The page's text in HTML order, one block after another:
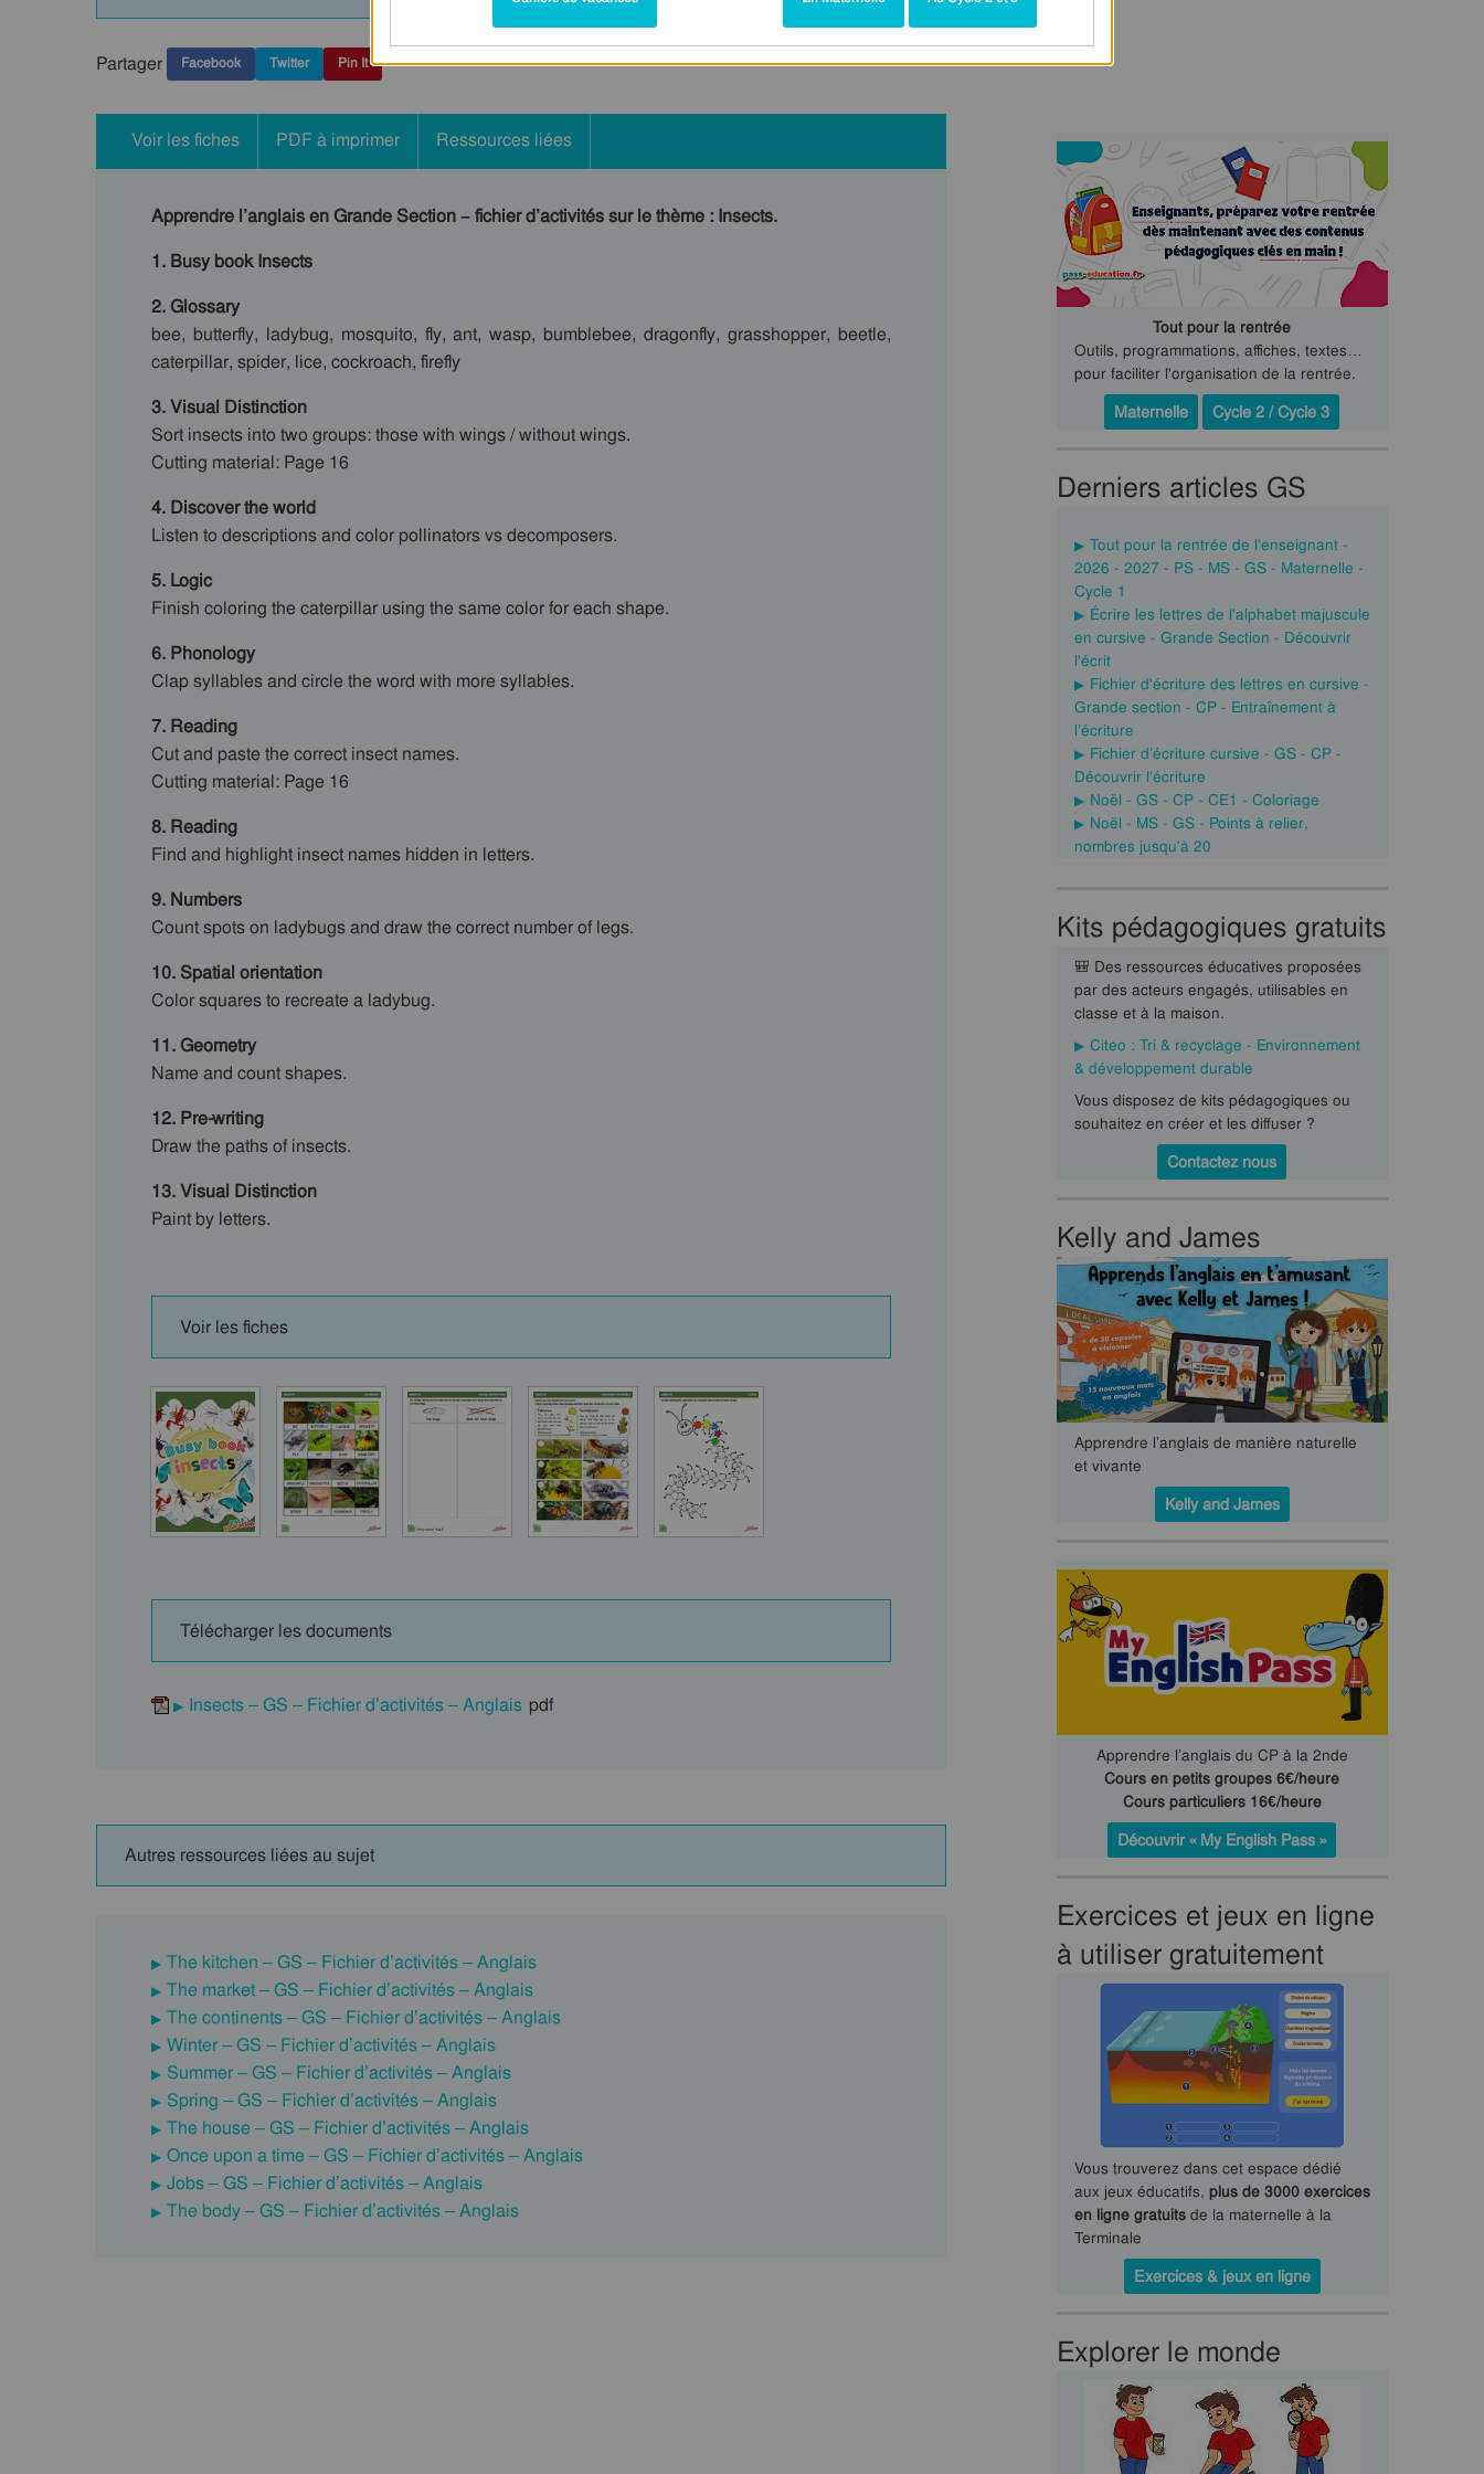
Partager Facebook Twitter Pin It
Voir les fiches PDF à imprimer Ressources liées
Apprendre l’anglais en Grande Section – fichier d’activités sur le thème : Insects.
1. Busy book Insects
2. Glossary
bee, butterfly, ladybug, mosquito, fly, ant, wasp, bumblebee, dragonfly, grasshopper, beetle,
caterpillar, spider, lice, cockroach, firefly
3. Visual Distinction
Sort insects into two groups: those with wings / without wings.
Cutting material: Page 16
4. Discover the world
Listen to descriptions and color pollinators vs decomposers.
5. Logic
Finish coloring the caterpillar using the same color for each shape.
6. Phonology
Clap syllables and circle the word with more syllables.
7. Reading
Cut and paste the correct insect names.
Cutting material: Page 16
8. Reading
Find and highlight insect names hidden in letters.
9. Numbers
Count spots on ladybugs and draw the correct number of legs.
10. Spatial orientation
Color squares to recreate a ladybug.
11. Geometry
Name and count shapes.
12. Pre-writing
Draw the paths of insects.
13. Visual Distinction
Paint by letters.
Voir les fiches
Télécharger les documents
Insects – GS – Fichier d’activités – Anglais pdf
Autres ressources liées au sujet
The kitchen – GS – Fichier d’activités – Anglais
The market – GS – Fichier d’activités – Anglais
The continents – GS – Fichier d’activités – Anglais
Winter – GS – Fichier d’activités – Anglais
Summer – GS – Fichier d’activités – Anglais
Spring – GS – Fichier d’activités – Anglais
The house – GS – Fichier d’activités – Anglais
Once upon a time – GS – Fichier d’activités – Anglais
Jobs – GS – Fichier d’activités – Anglais
The body – GS – Fichier d’activités – Anglais
Tout pour la rentrée
Outils, programmations, affiches, textes…
pour faciliter l'organisation de la rentrée.
Maternelle
Cycle 2 / Cycle 3
Derniers articles GS
Tout pour la rentrée de l'enseignant -
2026 - 2027 - PS - MS - GS - Maternelle -
Cycle 1
Écrire les lettres de l'alphabet majuscule
en cursive - Grande Section - Découvrir
l'écrit
Fichier d'écriture des lettres en cursive -
Grande section - CP - Entraînement à
l’écriture
Fichier d’écriture cursive - GS - CP -
Découvrir l'écriture
Noël - GS - CP - CE1 - Coloriage
Noël - MS - GS - Points à relier,
nombres jusqu'à 20
Kits pédagogiques gratuits
🎒 Des ressources éducatives proposées
par des acteurs engagés, utilisables en
classe et à la maison.
Citeo : Tri & recyclage - Environnement
& développement durable
Vous disposez de kits pédagogiques ou
souhaitez en créer et les diffuser ?
Contactez nous
Kelly and James
Apprendre l’anglais de manière naturelle
et vivante
Kelly and James
Apprendre l’anglais du CP à la 2nde
Cours en petits groupes 6€/heure
Cours particuliers 16€/heure
Découvrir « My English Pass »
Exercices et jeux en ligne
à utiliser gratuitement
Vous trouverez dans cet espace dédié
aux jeux éducatifs, plus de 3000 exercices
en ligne gratuitsde la maternelle à la
Terminale
Exercices & jeux en ligne
Explorer le monde